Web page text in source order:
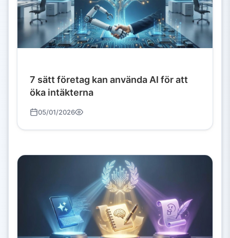
7 sätt företag kan använda AI för att
öka intäkterna
05/01/2026